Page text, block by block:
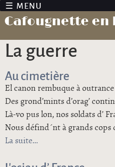
Cafougnette en
la guerre
Au cimetière
El canon rembuque à outrance
Des grond’mints d’orag’
Là-vo pus lon, nos soldats d’
Nous défind´nt à grands cops
La suitede Au cimetière